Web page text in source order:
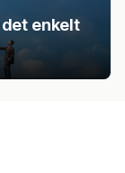
enkelt